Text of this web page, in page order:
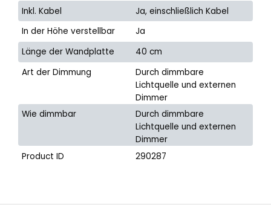
Inkl. Kabel
Ja, einschließlich Kabel
In der Höhe verstellbar
Ja
Länge der Wandplatte
40 cm
Art der Dimmung
Durch dimmbare
Lichtquelle und externen
Dimmer
Wie dimmbar
Durch dimmbare
Lichtquelle und externen
Dimmer
Product ID
290287